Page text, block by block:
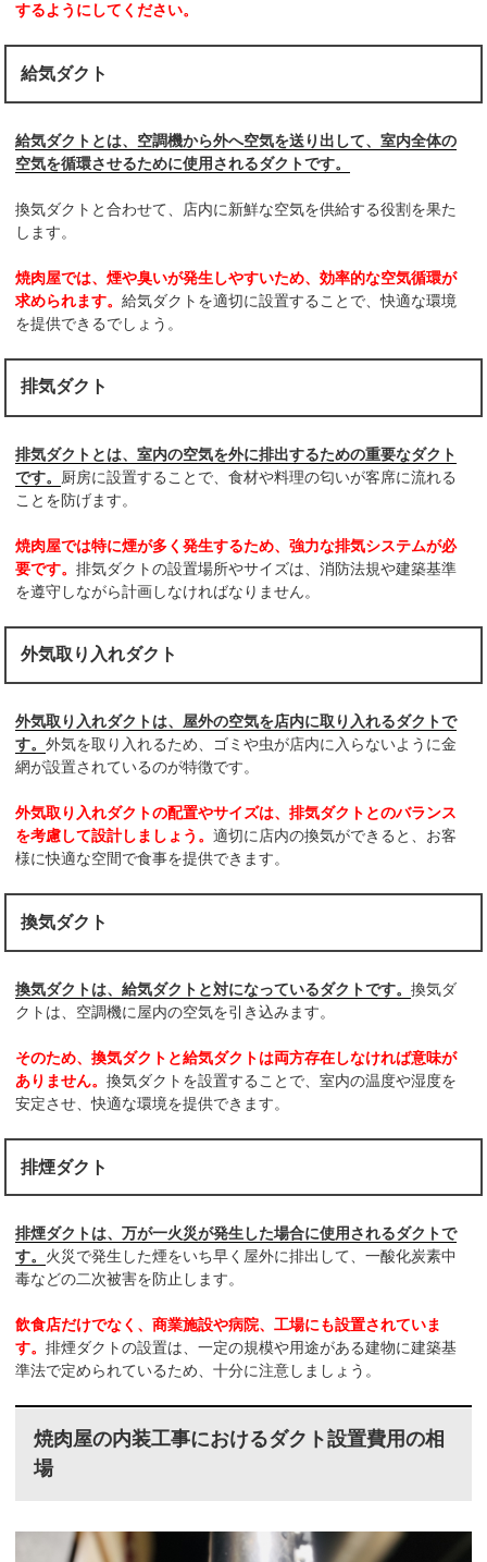
するようにしてください。
給気ダクト
給気ダクトとは、空調機から外へ空気を送り出して、室内全体の
空気を循環させるために使用されるダクトです。
換気ダクトと合わせて、店内に新鮮な空気を供給する役割を果た
します。
焼肉屋では、煙や臭いが発生しやすいため、効率的な空気循環が
求められます。給気ダクトを適切に設置することで、快適な環境
を提供できるでしょう。
排気ダクト
排気ダクトとは、室内の空気を外に排出するための重要なダクト
です。 厨房に設置することで、食材や料理の匂いが客席に流れる
ことを防げます。
焼肉屋では特に煙が多く発生するため、強力な排気システムが必
要です。排気ダクトの設置場所やサイズは、消防法規や建築基準
を遵守しながら計画しなければなりません。
外気取り入れダクト
外気取り入れダクトは、屋外の空気を店内に取り入れるダクトで
す。外気を取り入れるため、ゴミや虫が店内に入らないように金
網が設置されているのが特徴です。
外気取り入れダクトの配置やサイズは、排気ダクトとのバランス
を考慮して設計しましょう。適切に店内の換気ができると、お客
様に快適な空間で食事を提供できます。
換気ダクト
換気ダクトは、給気ダクトと対になっているダクトです。換気ダ
クトは、空調機に屋内の空気を引き込みます。
そのため、換気ダクトと給気ダクトは両方存在しなければ意味が
ありません。換気ダクトを設置することで、室内の温度や湿度を
安定させ、快適な環境を提供できます。
排煙ダクト
排煙ダクトは、万が一火災が発生した場合に使用されるダクトで
す。 火災で発生した煙をいち早く屋外に排出して、一酸化炭素中
毒などの二次被害を防止します。
飲食店だけでなく、商業施設や病院、工場にも設置されていま
す。排煙ダクトの設置は、一定の規模や用途がある建物に建築基
準法で定められているため、十分に注意しましょう。
焼肉屋の内装工事におけるダクト設置費用の相
場